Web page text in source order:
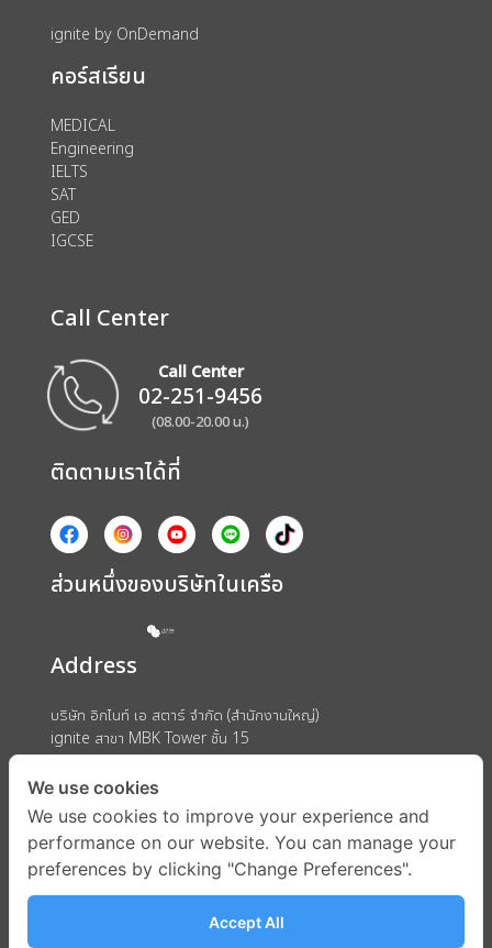
ignite by OnDemand
คอร์สเรียน
MEDICAL
Engineering
IELTS
SAT
GED
IGCSE
Call Center
Call Center
02-251-9456
(08.00-20.00 น.)
ติดตามเราได้ที่
ส่วนหนึ่งของบริษัทในเครือ
Address
บริษัท อิกไนท์ เอ สตาร์ จำกัด (สำนักงานใหญ่)
ignite สาขา MBK Tower ชั้น 15
ถนนพญาไท แขวงวังใหม่ เขตปทุมวัน กรุงเทพมหานคร 10330
We use cookies
We use cookies to improve your experience and
performance on our website. You can manage your
preferences by clicking "Change Preferences".
Accept All